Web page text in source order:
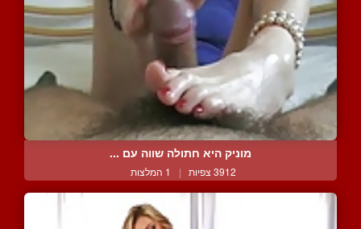
מוניק היא חתולה שווה עם ...
3912 צפיות | 1 המלצות